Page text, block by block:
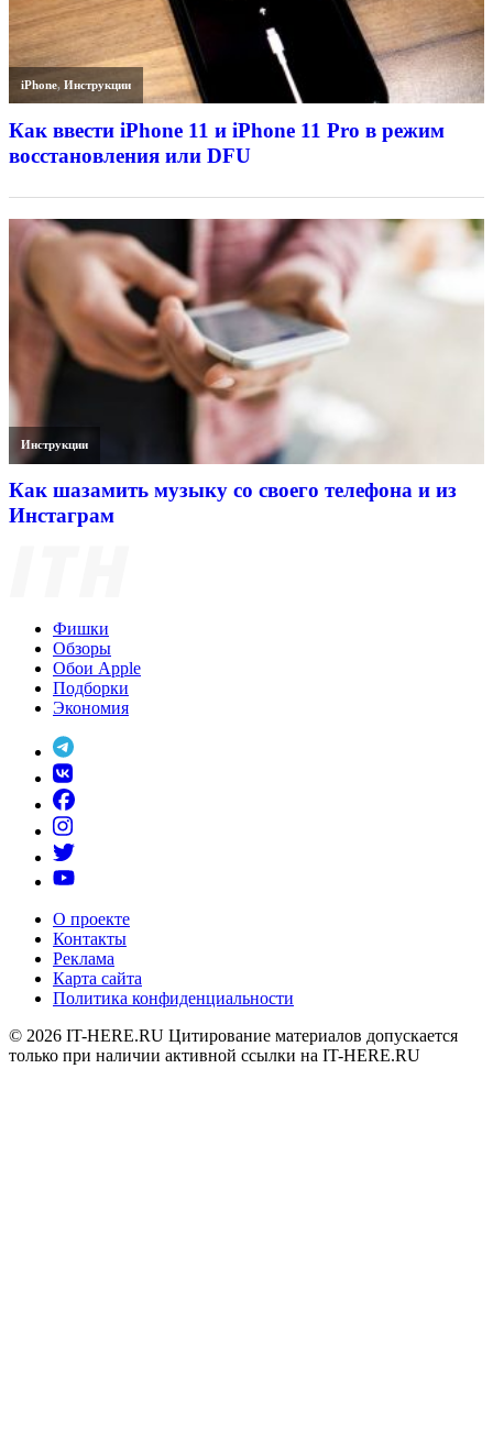
iPhone,Инструкции
Как ввести iPhone 11 и iPhone 11 Pro в режим
восстановления или DFU
Инструкции
Как шазамить музыку со своего телефона и из
Инстаграм
Фишки
Обзоры
Обои Apple
Подборки
Экономия
О проекте
Контакты
Реклама
Карта сайта
Политика конфиденциальности
© 2026 IT-HERE.RU Цитирование материалов допускается
только при наличии активной ссылки на IT-HERE.RU